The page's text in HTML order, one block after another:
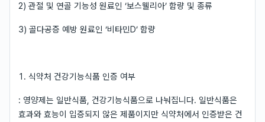
2) 관절 및 연골 기능성 원료인 ‘보스웰리아’ 함량 및 종류
3) 골다공증 예방 원료인 ‘비타민D’ 함량
1. 식약처 건강기능식품 인증 여부
: 영양제는 일반식품, 건강기능식품으로 나눠집니다. 일반식품은
효과와 효능이 입증되지 않은 제품이지만 식약처에서 인증받은 건